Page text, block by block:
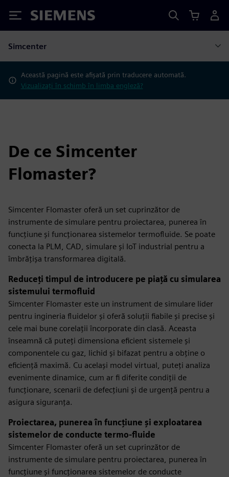
Siemens
Simcenter
Această pagină este afișată prin traducere automată.
Vizualizați în schimb în limba engleză?
De ce Simcenter
Flomaster?
Simcenter Flomaster oferă un set cuprinzător de
instrumente de simulare pentru proiectarea, punerea în
funcțiune și funcționarea sistemelor termofluide. Se poate
conecta la PLM, CAD, simulare și IoT industrial pentru a
îmbrățișa transformarea digitală.
Reduceți timpul de introducere pe piață cu simularea
sistemului termofluid
Simcenter Flomaster este un instrument de simulare lider
pentru ingineria fluidelor și oferă soluții fiabile și precise și
cele mai bune corelații încorporate din clasă. Aceasta
înseamnă că puteți dimensiona eficient sistemele și
componentele cu gaz, lichid și bifazat pentru a obține o
eficiență maximă. Cu același model virtual, puteți analiza
evenimente dinamice, cum ar fi diferite condiții de
funcționare, scenarii de defecțiuni și de urgență pentru a
asigura siguranța.
Proiectarea, punerea în funcțiune și exploatarea
sistemelor de conducte termo-fluide
Simcenter Flomaster oferă un set cuprinzător de
instrumente de simulare pentru proiectarea, punerea în
funcțiune și funcționarea sistemelor de conducte